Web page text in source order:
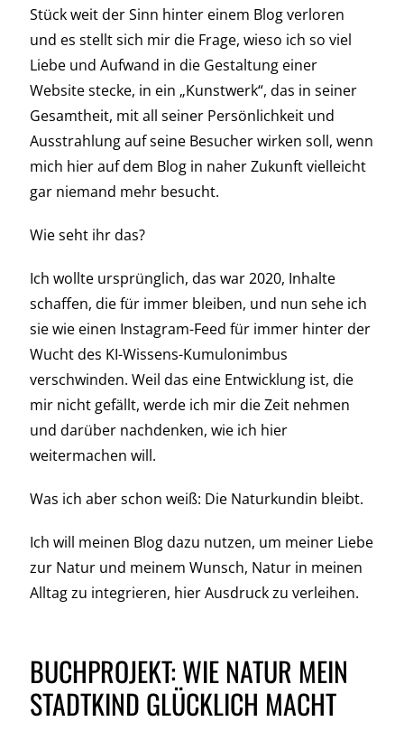
Stück weit der Sinn hinter einem Blog verloren
und es stellt sich mir die Frage, wieso ich so viel
Liebe und Aufwand in die Gestaltung einer
Website stecke, in ein „Kunstwerk“, das in seiner
Gesamtheit, mit all seiner Persönlichkeit und
Ausstrahlung auf seine Besucher wirken soll, wenn
mich hier auf dem Blog in naher Zukunft vielleicht
gar niemand mehr besucht.
Wie seht ihr das?
Ich wollte ursprünglich, das war 2020, Inhalte
schaffen, die für immer bleiben, und nun sehe ich
sie wie einen Instagram-Feed für immer hinter der
Wucht des KI-Wissens-Kumulonimbus
verschwinden. Weil das eine Entwicklung ist, die
mir nicht gefällt, werde ich mir die Zeit nehmen
und darüber nachdenken, wie ich hier
weitermachen will.
Was ich aber schon weiß: Die Naturkundin bleibt.
Ich will meinen Blog dazu nutzen, um meiner Liebe
zur Natur und meinem Wunsch, Natur in meinen
Alltag zu integrieren, hier Ausdruck zu verleihen.
BUCHPROJEKT: WIE NATUR MEIN
STADTKIND GLÜCKLICH MACHT